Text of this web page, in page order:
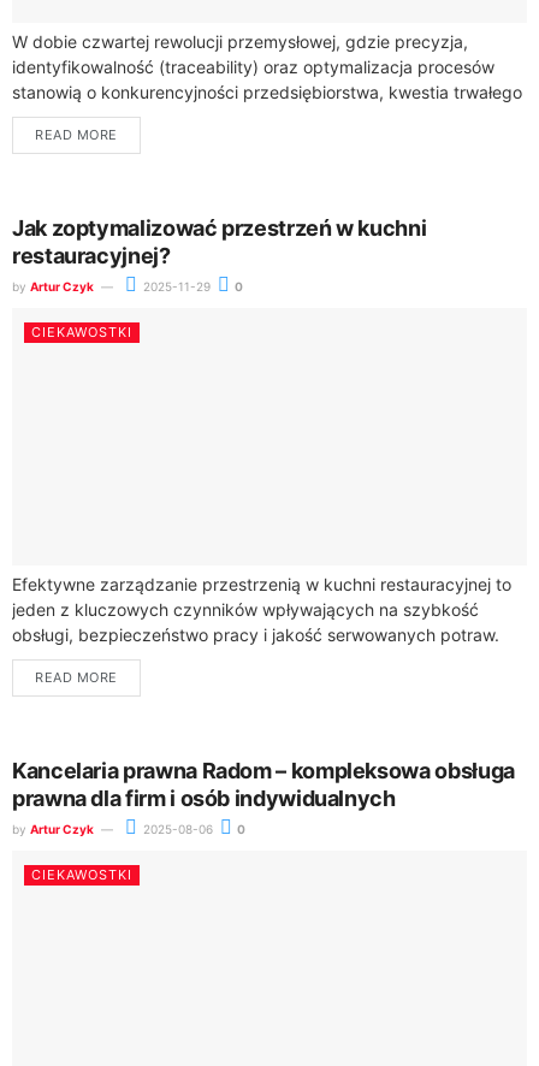
W dobie czwartej rewolucji przemysłowej, gdzie precyzja,
identyfikowalność (traceability) oraz optymalizacja procesów
stanowią o konkurencyjności przedsiębiorstwa, kwestia trwałego
znakowania detali nabiera szczególnego znaczenia. Każdy
element opuszczający linię produkcyjną – od...
READ MORE
Jak zoptymalizować przestrzeń w kuchni
restauracyjnej?
by Artur Czyk 2025-11-29 0
CIEKAWOSTKI
Efektywne zarządzanie przestrzenią w kuchni restauracyjnej to
jeden z kluczowych czynników wpływających na szybkość
obsługi, bezpieczeństwo pracy i jakość serwowanych potraw.
Jak więc zorganizować zaplecze gastronomiczne, aby każde
urządzenie i...
READ MORE
Kancelaria prawna Radom – kompleksowa obsługa
prawna dla firm i osób indywidualnych
by Artur Czyk 2025-08-06 0
CIEKAWOSTKI